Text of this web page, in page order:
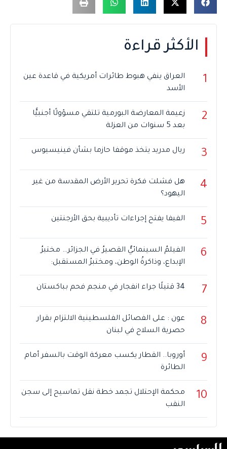
الأكثر قراءة
1
العراق ينفي هبوط طائرات أمريكية في قاعدة عين
الأسد
2
زعيمة المعارضة البورمية تلتقي مسؤولًا أجنبيًّا
بعد 5 سنوات من العزلة
3 ريال مدريد يتخذ موقفا حازما بشأن فينيسيوس
4
هل فشلت فكرة تحرير الأرض المقدسة من غير
اليهود؟
5 الفيفا يفتح إجراءات تأديبية بحق الأرجنتين
6
الفيلمُ السينمائيُّ القصيرُ في الجزائر… مختبرُ
الإبداع، وذاكرةُ الوطن، ومختبرُ المستقبل:
7 34 قتيلًا جراء انفجار في منجم فحم بباكستان
8
عون : على الفصائل الفلسطينية الالتزام بقرار
حصرية السلاح في لبنان
9
أوروبا.. القطار يكسب معركة الوقت بالسفر أمام
الطائرة
10
محكمة الإحتلال تجمد خطة نقل تماسيح إلى سجن
النقب